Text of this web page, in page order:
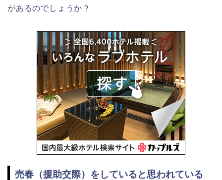
があるのでしょうか？
売春（援助交際）をしていると思われている